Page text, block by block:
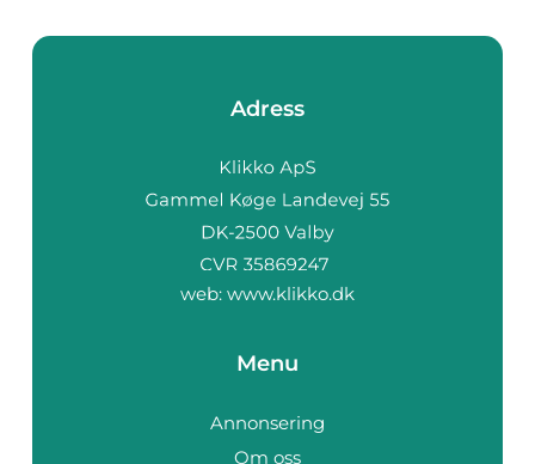
Adress
web: www.klikko.dk
Menu
Annonsering
Om oss